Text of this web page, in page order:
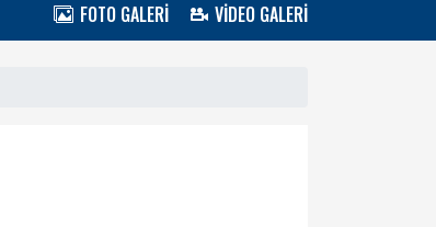
FOTO GALERİ VİDEO GALERİ